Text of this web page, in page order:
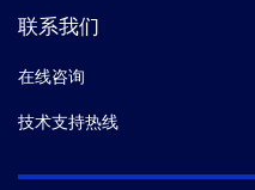
联系我们
在线咨询
技术支持热线